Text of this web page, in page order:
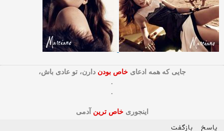
جایی که همه ادعایخاص بودن دارن، تو عادی باش،
.
.
اینجوریخاص ترین آدمی
پاسخ بازگفت